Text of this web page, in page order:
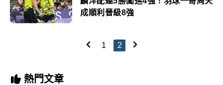
成順利晉級8強
1 2
熱門文章